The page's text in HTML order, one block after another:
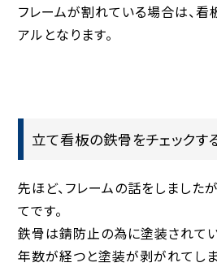
フレームが割れている場合は、看
アルとなります。
立て看板の鉄骨をチェックす
先ほど、フレームの話をしました
てです。
鉄骨は錆防止の為に塗装されて
年数が経つと塗装が剥がれてし